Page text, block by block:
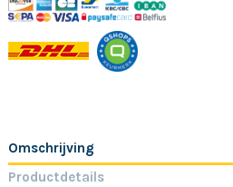
Omschrijving
Productdetails